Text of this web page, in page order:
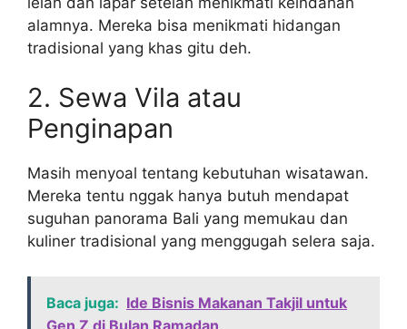
alamnya. Mereka bisa menikmati hidangan
tradisional yang khas gitu deh.
2. Sewa Vila atau
Penginapan
Masih menyoal tentang kebutuhan wisatawan.
Mereka tentu nggak hanya butuh mendapat
suguhan panorama Bali yang memukau dan
kuliner tradisional yang menggugah selera saja.
Baca juga: Ide Bisnis Makanan Takjil untuk
Gen Z di Bulan Ramadan